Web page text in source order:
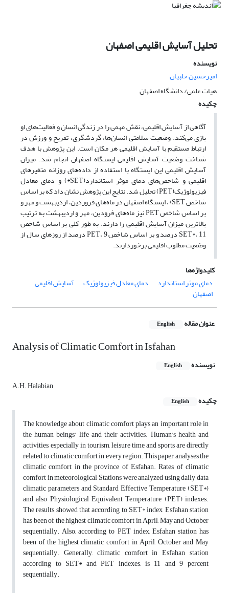
تحلیل آسایش اقلیمی اصفهان
نویسنده
امیرحسین حلبیان
هیات علمی/ دانشگاه اصفهان
چکیده
آگاهی از آسایش اقلیمی، نقش مهمی را در زندگی انسان و فعالیت‌های او
بازی می‌کند. وضعیت سلامتی انسان‌ها، گردشگری، تفریح و ورزش در
ارتباط مستقیم با آسایش اقلیمی هر مکان است. این پژوهش با هدف
شناخت وضعیت آسایش اقلیمی ایستگاه اصفهان انجام شد. میزان
آسایش اقلیمی این ایستگاه‌ با استفاده از داده‌های روزانه متغیرهای
اقلیمی و شاخص‌های دمای موثر استاندارد(SET*) و دمای معادل
فیزیولوژیک(PET) تحلیل شد. نتایج این پژوهش نشان داد که بر اساس
شاخص SET*، ایستگاه اصفهان در ماه‌های فروردین، اردیبهشت و مهر و
بر اساس شاخص PET نیز ماه‌های فرودین، مهر و اردیبهشت به ترتیب
بالاترین میزان آسایش اقلیمی را دارند. به طور کلی بر اساس شاخص
SET*، 11 درصد و بر اساس شاخص PET، 9 درصد از روزهای سال از
وضعیت مطلوب اقلیمی برخوردارند.
کلیدواژه‌ها
دمای موثر استاندارد
دمای معادل فیزیولوژیک آسایش اقلیمی
اصفهان
عنوان مقاله English
Analysis of Climatic Comfort in Isfahan
نویسنده English
A.H. Halabian
چکیده
English
The knowledge about climatic comfort plays an important role in
the human beings' life and their activities. Human’s health and
activities, especially in tourism, leisure time and sports are directly
related to climatic comfort in every region. This paper analyses the
climatic comfort in the province of Esfahan. Rates of climatic
comfort in meteorological Stations were analyzed using daily data
climatic parameters and Standard Effective Temperature (SET*)
and also Physiological Equivalent Temperature (PET) indexes.
The results showed that according to SET* index, Esfahan station
has been of the highest climatic comfort in April, May and October
sequentially. Also, according to PET index, Esfahan station has
been of the highest climatic comfort in April, October and May
sequentially. Generally, climatic comfort in Esfahan station
according to SET* and PET indexes, is 11 and 9 percent
sequentially.